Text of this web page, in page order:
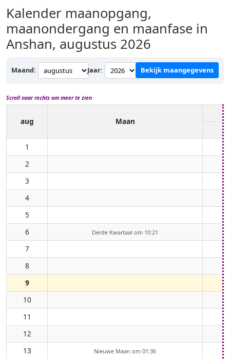
Kalender maanopgang,
maanondergang en maanfase in
Anshan, augustus 2026
Maand: Jaar: Bekijk maangegevens
Scroll naar rechts om meer te zien
aug Maan
1
2
3
4
5
6
Derde Kwartaal om 10:21
7
8
9
10
11
12
13
Nieuwe Maan om 01:36